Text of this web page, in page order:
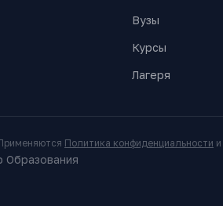
Вузы
Курсы
Лагеря
Политика конфиденциальности и
Образования